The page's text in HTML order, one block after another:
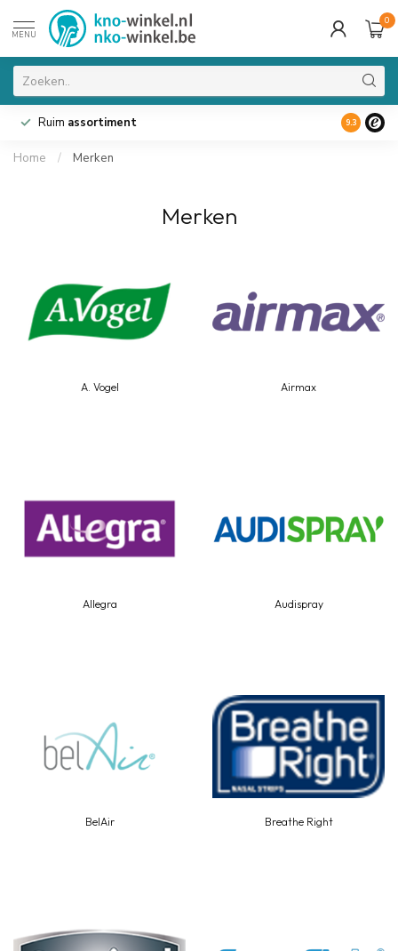
MENU
0
Ruim assortiment 9.3
Home / Merken
Merken
A. Vogel Airmax
Allegra Audispray
BelAir Breathe Right